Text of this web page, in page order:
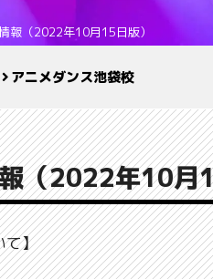
報（2022年10月15日版）
アニメダンス池袋校
（2022年10月
て】